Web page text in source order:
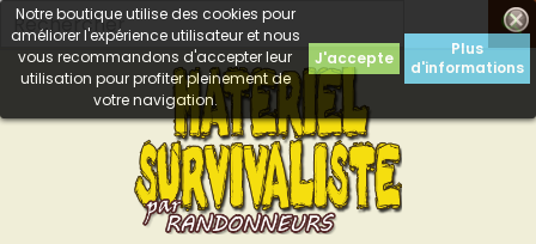

Notre boutique utilise des cookies pour
améliorer l'expérience utilisateur et nous
vous recommandons d'accepter leur
utilisation pour profiter pleinement de
votre navigation.
J'accepte
Plus
d'informations